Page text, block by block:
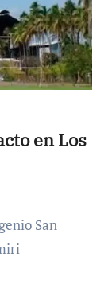
en Los